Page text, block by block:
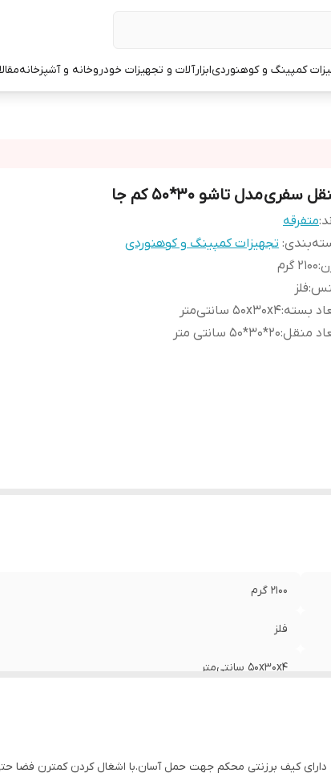
کمپینگ و کوهنوردیابزارآلات و تجهیزات خودروخانه و آشپزخانه
سفری مدل تاشو 30*50 کم جا
متفرقه
: تجهیزات کمپینگ و کوهنوردی
:2100 گرم
:فلز
بسته:50x30x4 سانتی‌متر
منقل:20*30*50 سانتی متر
2100 گرم
فلز
50x30x4 سانتی‌متر
دار باقطر 4سانت درحالت بسته دارای کیف برزنتی محکم جهت حمل آسان.با اشغال